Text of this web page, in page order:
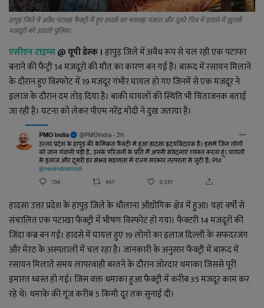
धर्म-संस्कृति
करियर
वीडियो
YouTube
Language
Hiindi
हापुड़ जिले में अवैध पटाखा फैक्ट्री में हुए हादसे का भयावह नजारा और दूसरे चित्र में हादसे में झुलसे
मजदूरों को उठाती पुलिस।
एसीएन टाइम्स@ यूपी डेस्क । हापुड़ जिले में अवैध रूप से चल रही एक पटाफा
बनाने की फैट्री 14 मजदूरों की मौत का कारण बन गई हैं। बारूद में रसायन मिलाने
के दौरान हुए विस्फोट में 19 मजदूर गंभीर घायल हो गए जिनमें से एक मजदूर ने
इलाज के दौरान दम तोड़ दिया है। बाकी घायलों की स्थिति भी चिंताजनक बताई
जा रही है। घटना को लेकर पीएम नरेंद्र मोदी ने दुख जताया है।
हादसा उत्तर प्रदेश के हापुड़ जिले के धौलाना औद्योगिक क्षेत्र में हुआ। यहां वर्षों से
संचालित एक पटाखा फैक्ट्री में भीषण विस्फोट हो गया। फैक्टरी 14 मजदूरों की
जिंदा कब्र बन गई। हादसे में घायल हुए 19 लोगों का इलाजदिल्ली के सफदरजंग
और मेरठ के अस्पतालों में चल रहा है। जानकारी के अनुसार फैक्ट्री में बारूद में
रसायन मिलाते समय लापरवाही बरतने के दौरान जोरदार धमाका जिससे पूरी
इमारत ध्वस्त हो गई। जिस वक्त धमाका हुआ फैक्ट्री में करीब 35 मजदूर काम कर
रहे थे। धमाके की गूंज करीब 5 किमी दूर तक सुनाई दी।